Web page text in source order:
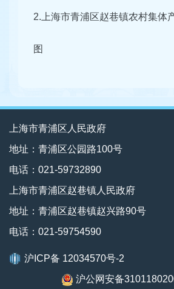
2.上海市青浦区赵巷镇农村集体
图
上海市青浦区人民政府
地址：青浦区公园路100号
电话：021-59732890
上海市青浦区赵巷镇人民政府
地址：青浦区赵巷镇赵兴路90号
电话：021-59754590
沪ICP备 12034570号-2
沪公网安备